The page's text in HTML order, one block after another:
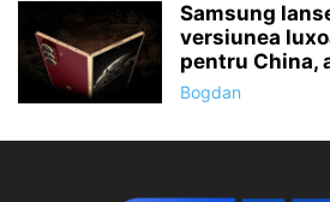
Samsung
versiunea
pentru China,
Bogdan